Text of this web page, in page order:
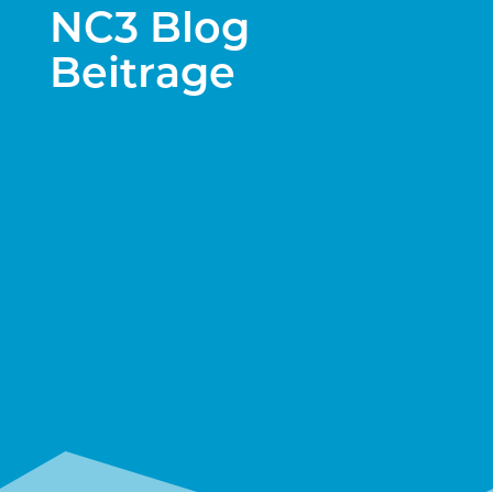
NC3 Blog
Beitrage